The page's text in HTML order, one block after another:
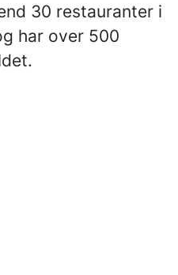
30 restauranter i
har over 500